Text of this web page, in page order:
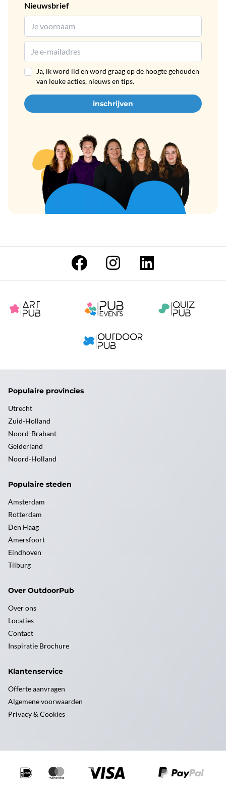
Nieuwsbrief
Ja, ik word lid en word graag op de hoogte gehouden
van leuke acties, nieuws en tips.
Populaire provincies
Utrecht
Zuid-Holland
Noord-Brabant
Gelderland
Noord-Holland
Populaire steden
Amsterdam
Rotterdam
Den Haag
Amersfoort
Eindhoven
Tilburg
Over OutdoorPub
Over ons
Locaties
Contact
Inspiratie Brochure
Klantenservice
Offerte aanvragen
Algemene voorwaarden
Privacy & Cookies